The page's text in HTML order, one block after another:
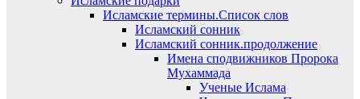
Исламские термины.Список слов
Исламский сонник
Исламский сонник.продолжение
Имена сподвижников Пророка
Мухаммада
Ученые Ислама